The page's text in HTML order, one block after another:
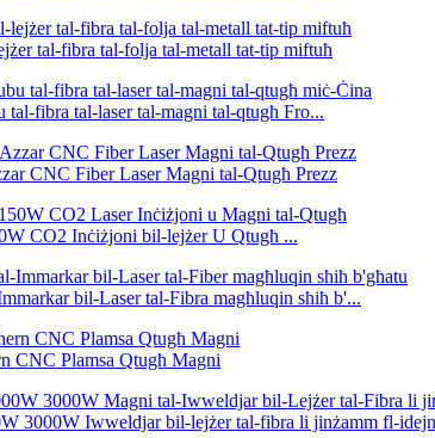
tal-fibra tal-folja tal-metall tat-tip miftuħ
tal-fibra tal-laser tal-magni tal-qtugħ Fro...
CNC Fiber Laser Magni tal-Qtugħ Prezz
CO2 Inċiżjoni bil-lejżer U Qtugħ ...
bil-Laser tal-Fibra magħluqin sħiħ b'...
CNC Plamsa Qtugħ Magni
3000W Iwweldjar bil-lejżer tal-fibra li jinżamm fl-